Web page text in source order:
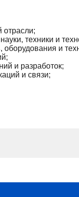
отрасли;
техники и
и
и разработок;
и связи;